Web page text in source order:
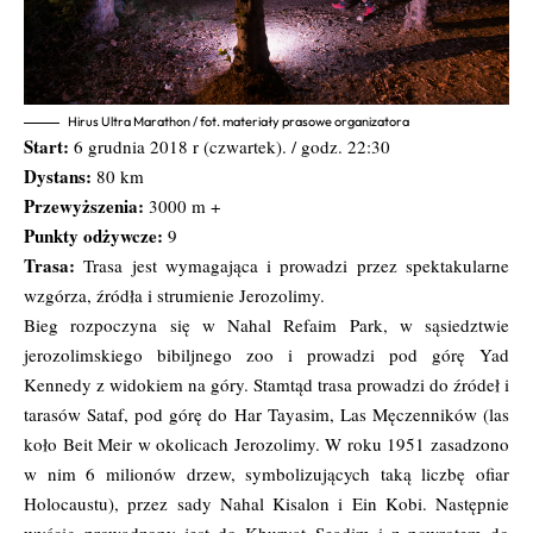
Hirus Ultra Marathon / fot. materiały prasowe organizatora
Start: 6 grudnia 2018 r (czwartek). / godz. 22:30
Dystans: 80 km
Przewyższenia: 3000 m +
Punkty odżywcze: 9
Trasa: Trasa jest wymagająca i prowadzi przez spektakularne
wzgórza, źródła i strumienie Jerozolimy.
Bieg rozpoczyna się w Nahal Refaim Park, w sąsiedztwie
jerozolimskiego bibiljnego zoo i prowadzi pod górę Yad
Kennedy z widokiem na góry. Stamtąd trasa prowadzi do źródeł i
tarasów Sataf, pod górę do Har Tayasim, Las Męczenników (las
koło Beit Meir w okolicach Jerozolimy. W roku 1951 zasadzono
w nim 6 milionów drzew, symbolizujących taką liczbę ofiar
Holocaustu), przez sady Nahal Kisalon i Ein Kobi. Następnie